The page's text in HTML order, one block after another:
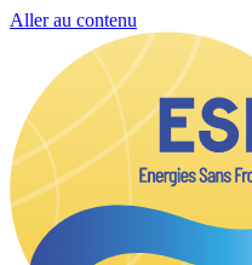
Aller au contenu